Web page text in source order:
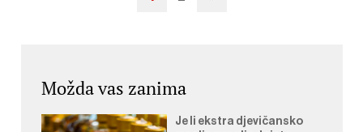
Navigacija
Možda vas zanima
Je li ekstra djevičansko